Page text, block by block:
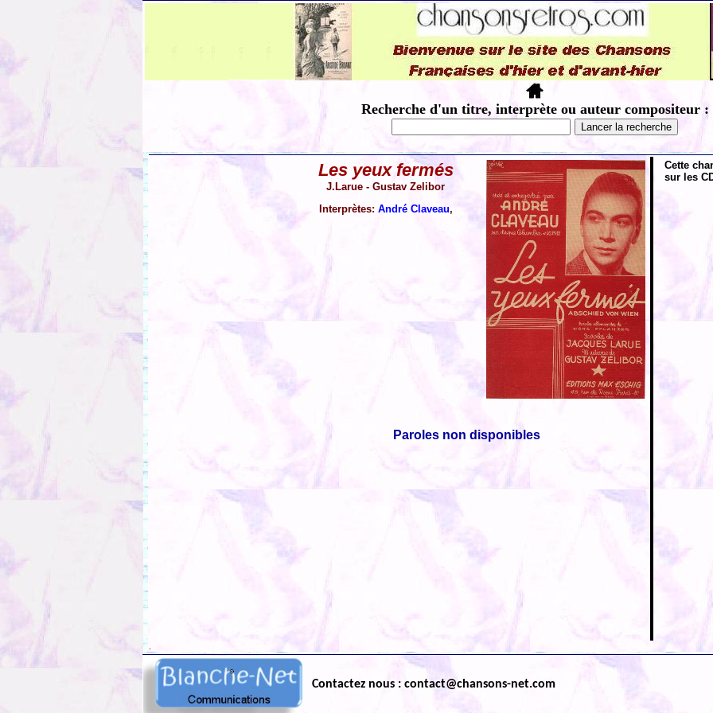
Recherche d'un titre, interprète ou auteur compositeur :
Les yeux fermés
J.Larue - Gustav Zelibor
Interprètes: André Claveau,
Paroles non disponibles
Cette
sur les
Contactez nous : contact@chansons-net.com